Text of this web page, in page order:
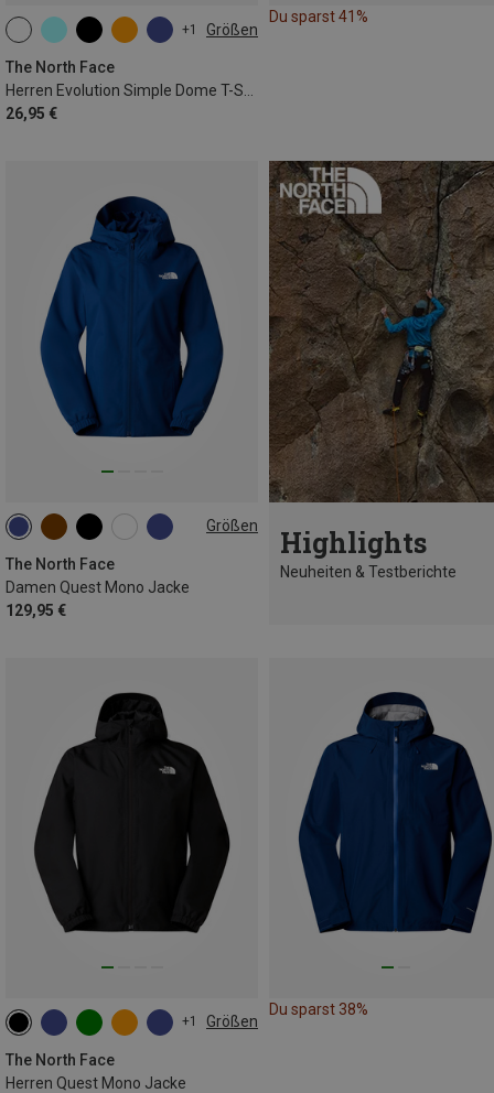
+1 Größen
The North Face
Herren Evolution Simple Dome T-Shirt
26,95 €
XS L
Du sparst 41%
Größen
The North Face
Damen Quest Mono Jacke
129,95 €
XS S M Highlights
Neuheiten & Testberichte
+1 Größen
The North Face
Herren Quest Mono Jacke
S M XL XXL
Du sparst 38%